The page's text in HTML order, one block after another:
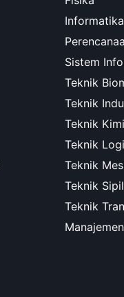
Informatika
Sistem
Teknik
Teknik
Teknik
Teknik
Teknik
Teknik Sipil
Teknik